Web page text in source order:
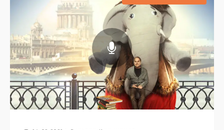
обстановочка. Матриархат,